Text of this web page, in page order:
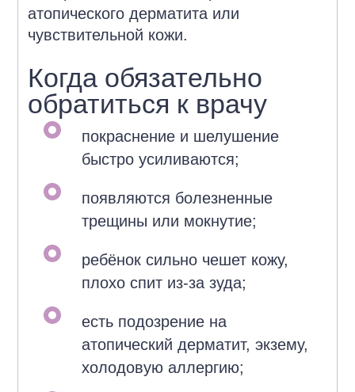
атопического дерматита или
чувствительной кожи.
Когда обязательно
обратиться к врачу
покраснение и шелушение
быстро усиливаются;
появляются болезненные
трещины или мокнутие;
ребёнок сильно чешет кожу,
плохо спит из-за зуда;
есть подозрение на
атопический дерматит, экзему,
холодовую аллергию;